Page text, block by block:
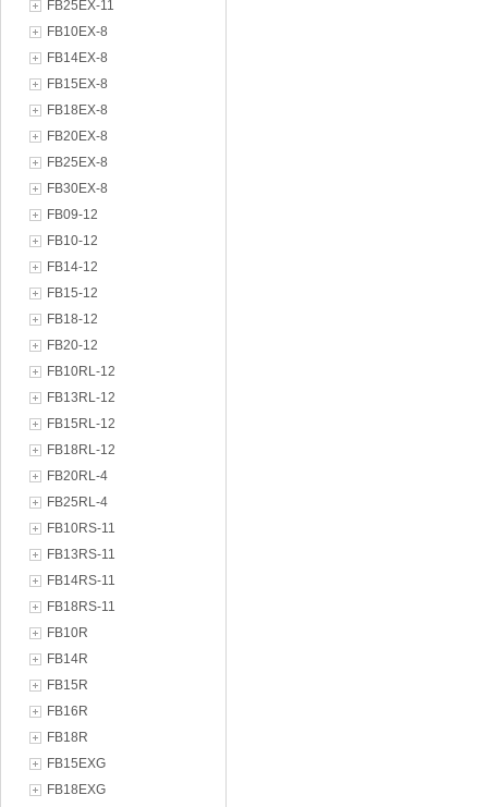
FB25EX-11
FB10EX-8
FB14EX-8
FB15EX-8
FB18EX-8
FB20EX-8
FB25EX-8
FB30EX-8
FB09-12
FB10-12
FB14-12
FB15-12
FB18-12
FB20-12
FB10RL-12
FB13RL-12
FB15RL-12
FB18RL-12
FB20RL-4
FB25RL-4
FB10RS-11
FB13RS-11
FB14RS-11
FB18RS-11
FB10R
FB14R
FB15R
FB16R
FB18R
FB15EXG
FB18EXG